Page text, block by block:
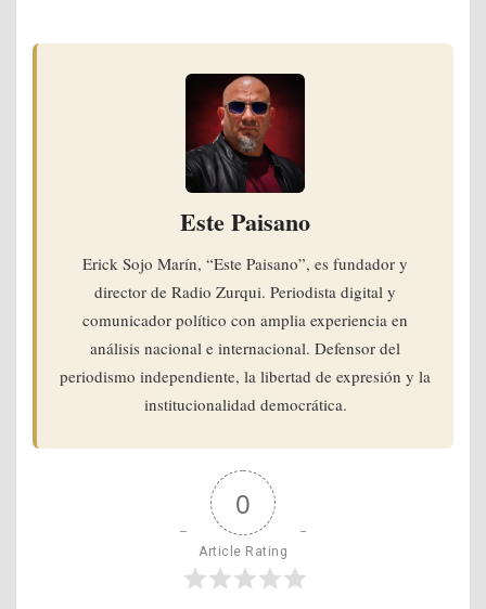
Este Paisano
Erick Sojo Marín, “Este Paisano”, es fundador y
director de Radio Zurqui. Periodista digital y
comunicador político con amplia experiencia en
análisis nacional e internacional. Defensor del
periodismo independiente, la libertad de expresión y la
institucionalidad democrática.
0
Article Rating